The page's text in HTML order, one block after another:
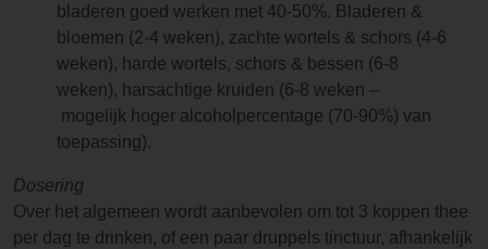
bladeren goed werken met 40-50%. Bladeren &
bloemen (2-4 weken), zachte wortels & schors (4-6
weken), harde wortels, schors & bessen (6-8
weken), harsachtige kruiden (6-8 weken –
mogelijk hoger alcoholpercentage (70-90%) van
toepassing).
Dosering
Over het algemeen wordt aanbevolen om tot 3 koppen thee
per dag te drinken, of een paar druppels tinctuur, afhankelijk